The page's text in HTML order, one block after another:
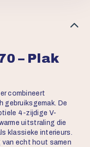
– Plak
combineert
gebruiksgemak. De
4-zijdige V-
uitstraling die
klassieke interieurs.
van echt hout samen